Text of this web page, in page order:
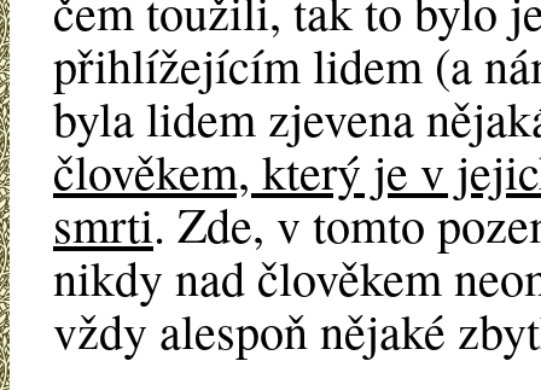
přihlížejícím lidem (a
byla lidem zjevena
člověkem, který je v
smrti. Zde, v tomto
nikdy nad člověkem
vždy alespoň nějaké